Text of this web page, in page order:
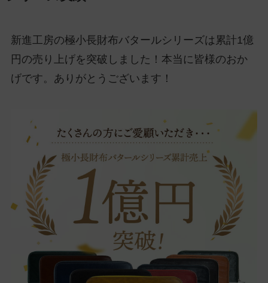
新進工房の極小長財布バタールシリーズは累計1億
円の売り上げを突破しました！本当に皆様のおか
げです。ありがとうございます！